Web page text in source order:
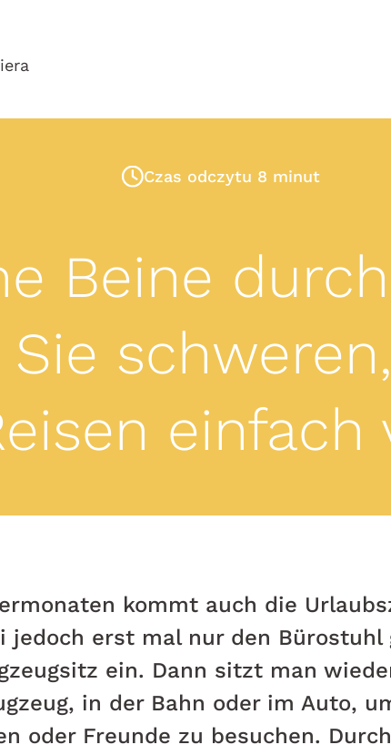
Beine
einfach
Czas odczytu 8 minut
kommt auch die
jedoch erst mal nur den Bürostuhl
ein. Dann sitzt man
in der Bahn oder im Auto,
oder Freunde zu besuchen.